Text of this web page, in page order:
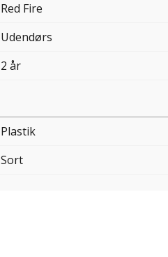
Red Fire
Udendørs
2 år
Plastik
Sort